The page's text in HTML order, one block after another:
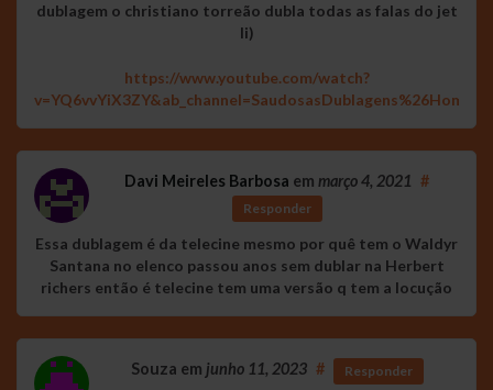
dublagem o christiano torreão dubla todas as falas do jet
li)
https://www.youtube.com/watch?
Davi Meireles Barbosa em março 4, 2021 #
Responder
Essa dublagem é da telecine mesmo por quê tem o Waldyr
Santana no elenco passou anos sem dublar na Herbert
richers então é telecine tem uma versão q tem a locução
Souza em junho 11, 2023 # Responder